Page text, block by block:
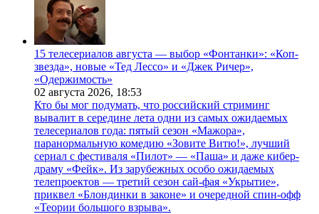
15 телесериалов августа — выбор «Фонтанки»: «Коп-
звезда», новые «Тед Лессо» и «Джек Ричер»,
«Одержимость»
02 августа 2026, 18:53
Кто бы мог подумать, что российский стриминг
вывалит в середине лета одни из самых ожидаемых
телесериалов года: пятый сезон «Мажора»,
паранормальную комедию «Зовите Витю!», лучший
сериал с фестиваля «Пилот» — «Паша» и даже кибер-
драму «Фейк». Из зарубежных особо ожидаемых
телепроектов — третий сезон сай-фая «Укрытие»,
приквел «Блондинки в законе» и очередной спин-офф
«Теории большого взрыва».